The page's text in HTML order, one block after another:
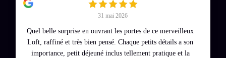
31 mai 2026
Quel belle surprise en ouvrant les portes de ce merveilleux
Loft, raffiné et très bien pensé. Chaque petits détails a son
importance, petit déjeuné inclus tellement pratique et la